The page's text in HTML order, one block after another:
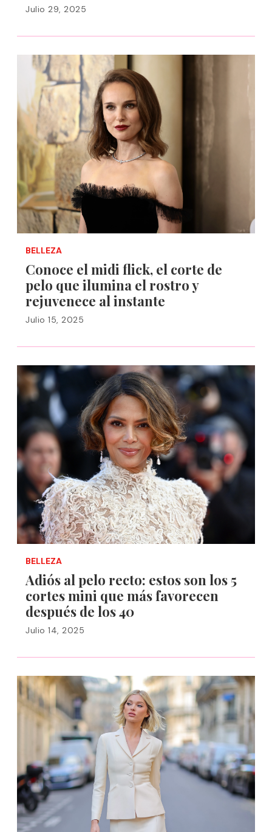
Julio 29, 2025
BELLEZA
Conoce el midi flick, el corte de
pelo que ilumina el rostro y
rejuvenece al instante
Julio 15, 2025
BELLEZA
Adiós al pelo recto: estos son los 5
cortes mini que más favorecen
después de los 40
Julio 14, 2025